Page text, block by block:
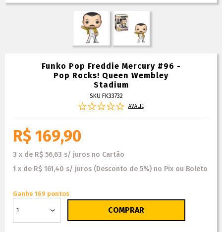
Funko Pop Freddie Mercury #96 -
Pop Rocks! Queen Wembley
Stadium
SKU FK33732
AVALIE
R$ 169,90
3 x de R$ 56,63 s/ juros no Cartão
1 x de R$ 161,40 s/ juros (Desconto de 5%) no Pix ou Boleto
Ganhe 169 pontos